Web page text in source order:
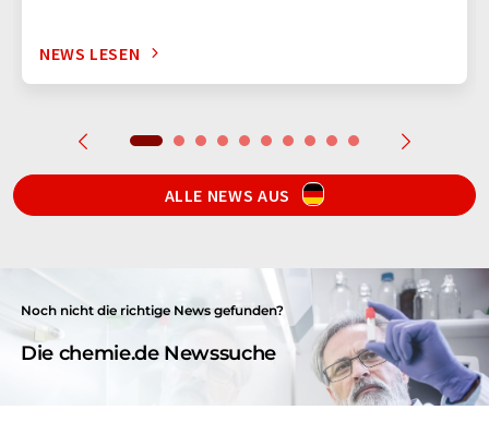
NEWS LESEN
ALLE NEWS AUS
Noch nicht die richtige News gefunden?
Die chemie.de Newssuche